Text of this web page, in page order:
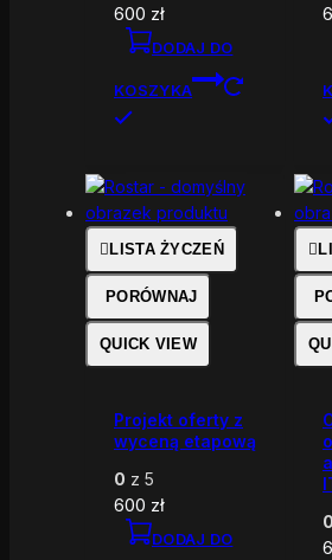
600 zł
DODAJ DO
KOSZYKA
LISTA ŻYCZEŃ
PORÓWNAJ
QUICK VIEW
Projekt oferty z
wyceną etapową
0 z 5
600 zł
DODAJ DO
0